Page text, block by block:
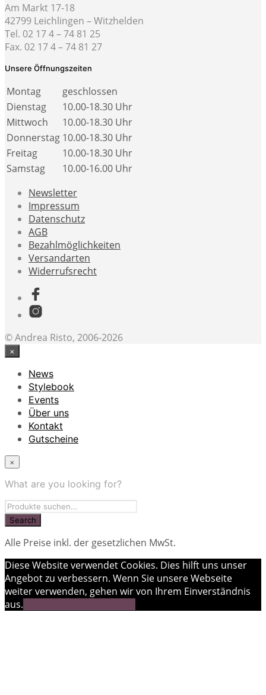
Am Markt 17-18
42799 Leichlingen – Witzhelden
Tel. 02 17 4 – 74 81 25
Fax. 02 17 4 – 74 81 27
Unsere Öffnungszeiten
Montag
geschlossen
Dienstag
10.00-18.30 Uhr
Mittwoch
10.00-18.30 Uhr
Donnerstag 10.00-18.30 Uhr
Freitag
10.00-18.30 Uhr
Samstag
10.00-16.00 Uhr
Newsletter
Impressum
Datenschutz
AGB
Bezahlmöglichkeiten
Versandarten
Widerrufsrecht
© Andrea Risto, 2006-2026
×
News
Stylebook
Events
Über uns
Kontakt
Gutscheine
×
What are you looking for?
Alle Preise inkl. der gesetzlichen MwSt.
Diese Website verwendet Cookies. Dies hilft uns unser
Angebot zu verbessern. Wenn Sie unsere Webseite
weiter verwenden, gehen wir von Ihrem Einverständnis
aus.